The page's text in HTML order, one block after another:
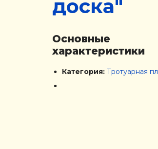
доска"
Основные
характеристики
Категория: Тротуарная